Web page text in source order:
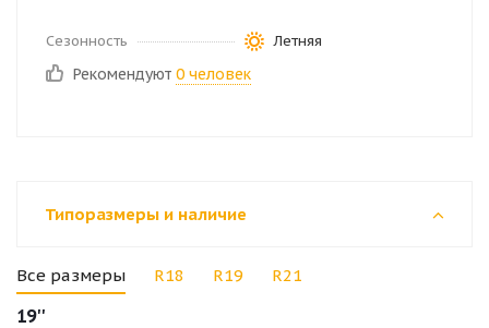
Сезонность Летняя
Рекомендуют 0 человек
Типоразмеры и наличие
Все размеры R18 R19 R21
19''